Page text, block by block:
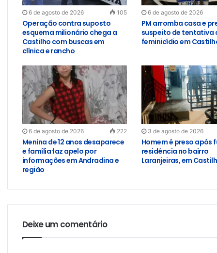
6 de agosto de 2026 105
Operação contra suposto
esquema milionário chega a
Castilho com buscas em
clínica e rancho
6 de agosto de 2026
PM arromba casa e
suspeito de tentativa
feminicídio em
6 de agosto de 2026 222
Menina de 12 anos desaparece
e família faz apelo por
informações em Andradina e
região
3 de agosto de 2026
Homem é preso após
residência no bairro
Laranjeiras, em
Deixe um comentário